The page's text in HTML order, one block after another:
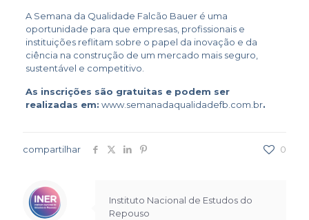
A Semana da Qualidade Falcão Bauer é uma
oportunidade para que empresas, profissionais e
instituições reflitam sobre o papel da inovação e da
ciência na construção de um mercado mais seguro,
sustentável e competitivo.
As inscrições são gratuitas e podem ser
realizadas em: www.semanadaqualidadefb.com.br.
compartilhar 0
Instituto Nacional de Estudos do
Repouso